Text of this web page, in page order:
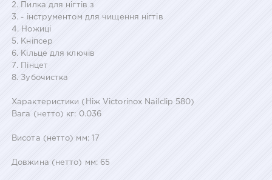
2. Пилка для нігтів з
3. - інструментом для чищення нігтів
4. Ножиці
5. Кніпсер
6. Кільце для ключів
7. Пінцет
8. Зубочистка
Характеристики (Ніж Victorinox Nailclip 580)
Вага (нетто) кг: 0.036
Висота (нетто) мм: 17
Довжина (нетто) мм: 65